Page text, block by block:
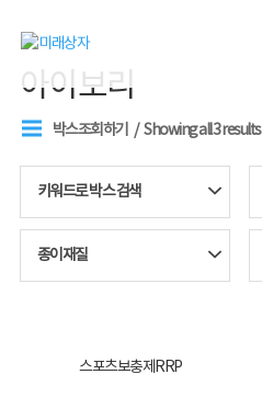
아이보리
박스조회하기 Showing all 3 results
키워드로 박스 검색
종이재질
스포츠보충제RRP